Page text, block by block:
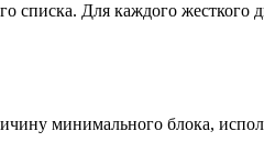
Для каждого жесткого
минимального блока,